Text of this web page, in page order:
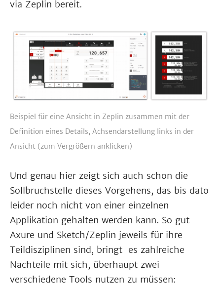
via Zeplin bereit.
Beispiel für eine Ansicht in Zeplin zusammen mit der
Definition eines Details, Achsendarstellung links in der
Ansicht (zum Vergrößern anklicken)
Und genau hier zeigt sich auch schon die
Sollbruchstelle dieses Vorgehens, das bis dato
leider noch nicht von einer einzelnen
Applikation gehalten werden kann. So gut
Axure und Sketch/Zeplin jeweils für ihre
Teildisziplinen sind, bringt es zahlreiche
Nachteile mit sich, überhaupt zwei
verschiedene Tools nutzen zu müssen: